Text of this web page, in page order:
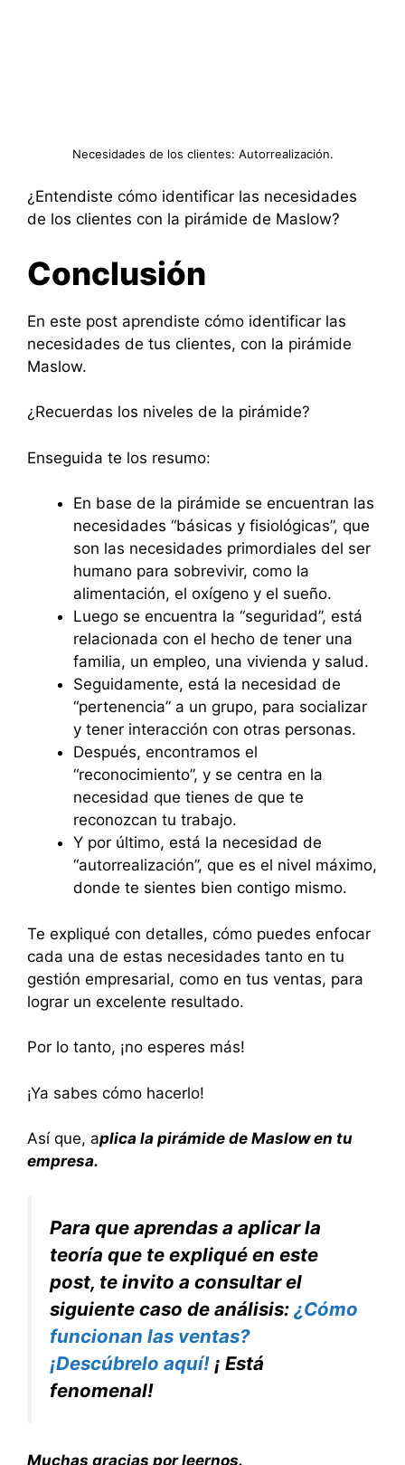
Necesidades de los clientes: Autorrealización.
¿Entendiste cómo identificar las necesidades
de los clientes con la pirámide de Maslow?
Conclusión
En este post aprendiste cómo identificar las
necesidades de tus clientes, con la pirámide
Maslow.
¿Recuerdas los niveles de la pirámide?
Enseguida te los resumo:
En base de la pirámide se encuentran las
necesidades “básicas y fisiológicas”, que
son las necesidades primordiales del ser
humano para sobrevivir, como la
alimentación, el oxígeno y el sueño.
Luego se encuentra la “seguridad”, está
relacionada con el hecho de tener una
familia, un empleo, una vivienda y salud.
Seguidamente, está la necesidad de
“pertenencia” a un grupo, para socializar
y tener interacción con otras personas.
Después, encontramos el
“reconocimiento”, y se centra en la
necesidad que tienes de que te
reconozcan tu trabajo.
Y por último, está la necesidad de
“autorrealización”, que es el nivel máximo,
donde te sientes bien contigo mismo.
Te expliqué con detalles, cómo puedes enfocar
cada una de estas necesidades tanto en tu
gestión empresarial, como en tus ventas, para
lograr un excelente resultado.
Por lo tanto, ¡no esperes más!
¡Ya sabes cómo hacerlo!
Así que, aplica la pirámide de Maslow en tu
empresa.
Para que aprendas a aplicar la
teoría que te expliqué en este
post, te invito a consultar el
siguiente caso de análisis: ¿Cómo
funcionan las ventas?
¡Descúbrelo aquí! ¡ Está
fenomenal!
Muchas gracias por leernos.